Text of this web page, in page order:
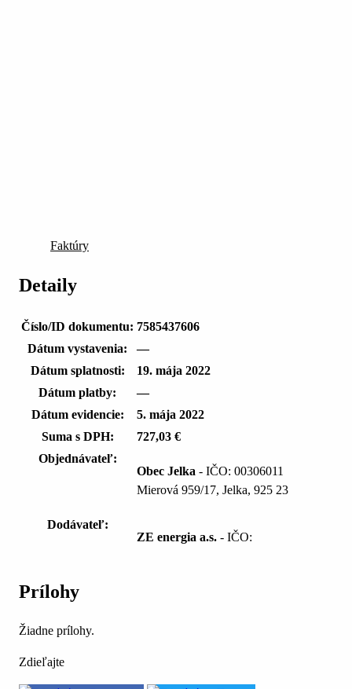
Faktúry
Detaily
Číslo/ID dokumentu: 7585437606
Dátum vystavenia:
—
Dátum splatnosti:
19. mája 2022
Dátum platby:
—
Dátum evidencie:
5. mája 2022
Suma s DPH:
727,03 €
Objednávateľ:
Obec Jelka - IČO: 00306011
Mierová 959/17, Jelka, 925 23
Dodávateľ:
ZE energia a.s. - IČO:
Prílohy
Žiadne prílohy.
Zdieľajte